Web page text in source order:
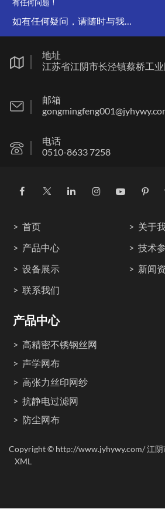
有任何问题！
如有任何疑问，请随时与我们
联系。
地址
江苏省江阴市长泾镇蔡桥工
邮箱
电话
0510-8633 7258
首页
关于
产品中心
技术
设备展示
新闻
联系我们
产品中心
高精密不锈钢丝网
声学网布
高张力丝印网纱
抗静电过滤网
防尘网布
Copyright © http://www.jyhywy.com/ 江阴
XML